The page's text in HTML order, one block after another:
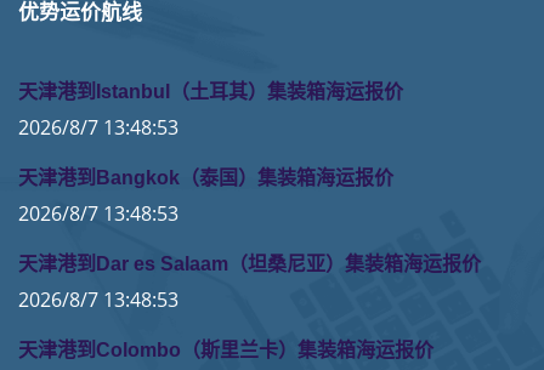
优势运价航线
天津港到Istanbul（土耳其）集装箱海运报价
2026/8/7 13:48:53
天津港到Bangkok（泰国）集装箱海运报价
2026/8/7 13:48:53
天津港到Dar es Salaam（坦桑尼亚）集装箱海运报价
2026/8/7 13:48:53
天津港到Colombo（斯里兰卡）集装箱海运报价